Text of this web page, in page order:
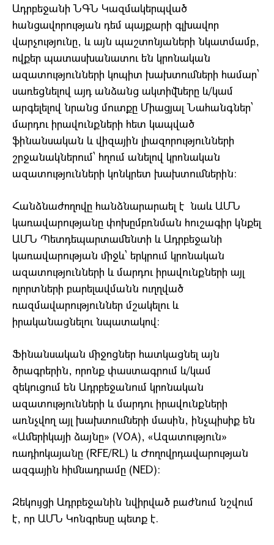
Ադրբեջանի ՆԳՆ Կազմակերպված
հանցավորության դեմ պայքարի գլխավոր
վարչությունը, և այն պաշտոնյաների նկատմամբ,
ովքեր պատասխանատու են կրոնական
ազատությունների կոպիտ խախտումների համար՝
սառեցնելով այդ անձանց ակտիվները և/կամ
արգելելով նրանց մուտքը Միացյալ Նահանգներ՝
մարդու իրավունքների հետ կապված
ֆինանսական և վիզային լիազորությունների
շրջանակներում՝ հղում անելով կրոնական
ազատությունների կոնկրետ խախտումներին։
Հանձնաժողովը հանձնարարաել է նաև ԱՄՆ
կառավարությանը փոխըմբռնման հուշագիր կնքել
ԱՄՆ Պետդեպարտամենտի և Ադրբեջանի
կառավարության միջև՝ երկրում կրոնական
ազատությունների և մարդու իրավունքների այլ
ոլորտների բարելավմանն ուղղված
ռազմավարություններ մշակելու և
իրականացնելու նպատակով։
Ֆինանսական միջոցներ հատկացնել այն
ծրագրերին, որոնք փաստագրում և/կամ
զեկուցում են Ադրբեջանում կրոնական
ազատությունների և մարդու իրավունքների
առնչվող այլ խախտումների մասին, ինչպիսիք են
«Ամերիկայի ձայնը» (VOA), «Ազատություն»
ռադիոկայանը (RFE/RL) և Ժողովրդավարության
ազգային հիմնադրամը (NED):
Զեկույցի Ադրբեջանին նվիրված բաժնում նշվում
է, որ ԱՄՆ Կոնգրեսը պետք է.